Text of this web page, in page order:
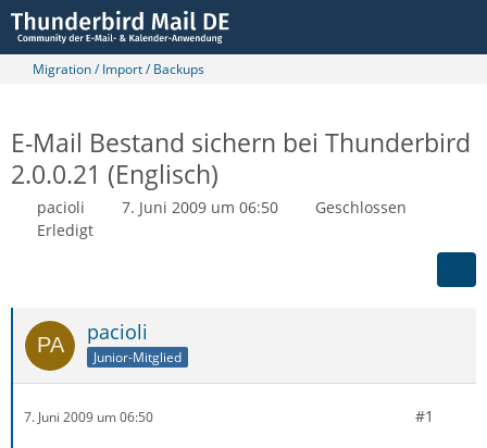
Migration / Import / Backups
E-Mail Bestand sichern bei Thunderbird
2.0.0.21 (Englisch)
pacioli 7. Juni 2009 um 06:50
Geschlossen
Erledigt
pacioli
Junior-Mitglied
7. Juni 2009 um 06:50 #1